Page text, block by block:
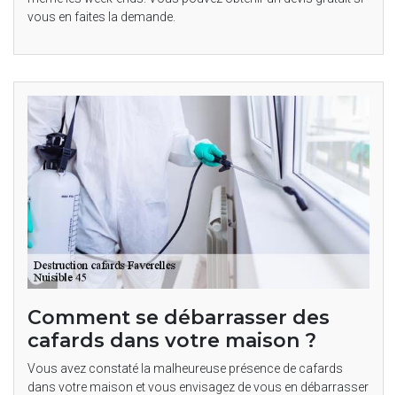
vous en faites la demande.
Comment se débarrasser des
cafards dans votre maison ?
Vous avez constaté la malheureuse présence de cafards
dans votre maison et vous envisagez de vous en débarrasser